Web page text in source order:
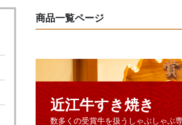
商品一覧ページ
近江牛すき焼き
数多くの受賞牛を扱うしゃぶしゃぶ